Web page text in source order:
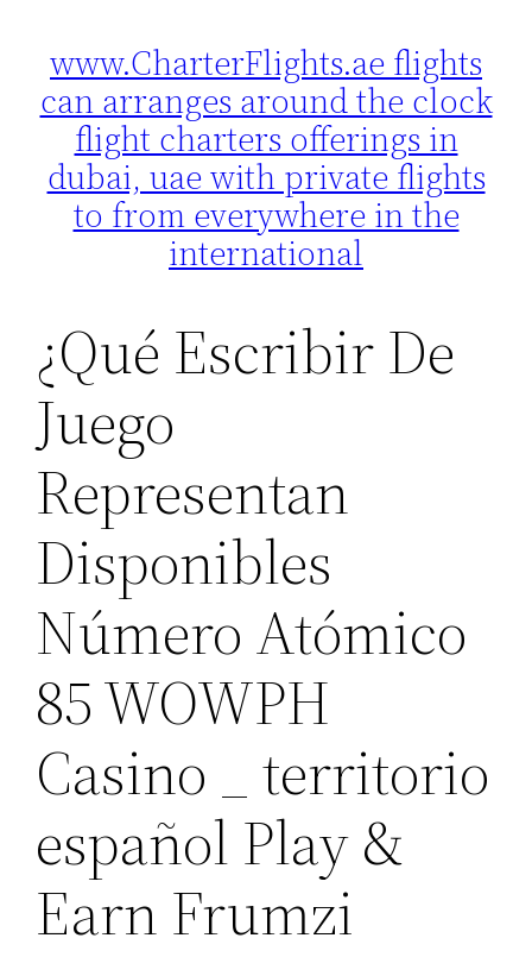
Skip
content
www.CharterFlights.ae flights
can arranges around the clock
flight charters offerings in
dubai, uae with private flights
to from everywhere in the
international
¿Qué Escribir De
Juego
Representan
Disponibles
Número Atómico
85 WOWPH
Casino _ territorio
español Play &
Earn Frumzi